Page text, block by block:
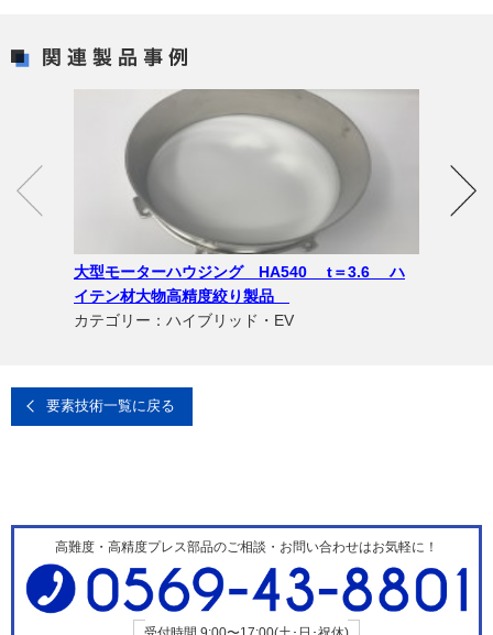
大型モーターハウジング HA540 t＝3.6 ハ
イテン材大物高精度絞り製品
カテゴリー：ハイブリッド・EV
要素技術一覧に戻る
高難度・高精度プレス部品のご相談・お問い合わせはお気軽に！